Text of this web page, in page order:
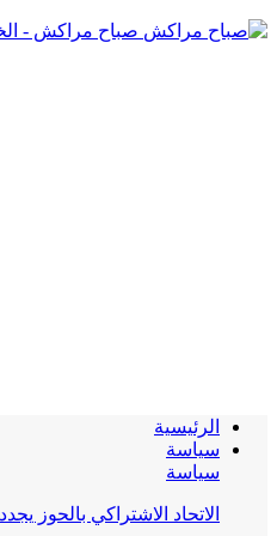
صباح مراكش -
الرئيسية
سياسة
سياسة
الاتحاد الاشتراكي بالحوز